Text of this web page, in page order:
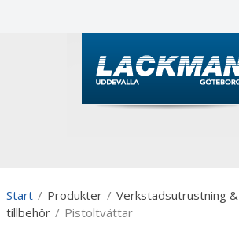
Start / Produkter / Verkstadsutrustning &
tillbehör / Pistoltvättar